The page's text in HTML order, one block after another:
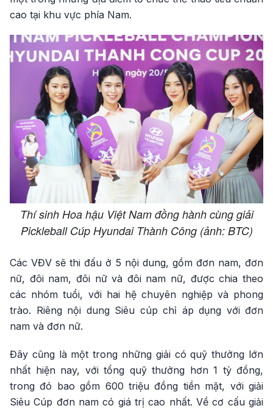
cao tại khu vực phía Nam.
Thí sinh Hoa hậu Việt Nam đồng hành cùng giải
Pickleball Cúp Hyundai Thành Công (ảnh: BTC)
Các VĐV sẽ thi đấu ở 5 nội dung, gồm đơn nam, đơn
nữ, đôi nam, đôi nữ và đôi nam nữ, được chia theo
các nhóm tuổi, với hai hệ chuyên nghiệp và phong
trào. Riêng nội dung Siêu cúp chỉ áp dụng với đơn
nam và đơn nữ.
Đây cũng là một trong những giải có quỹ thưởng lớn
nhất hiện nay, với tổng quỹ thưởng hơn 1 tỷ đồng,
trong đó bao gồm 600 triệu đồng tiền mặt, với giải
Siêu Cúp đơn nam có giá trị cao nhất. Về cơ cấu giải